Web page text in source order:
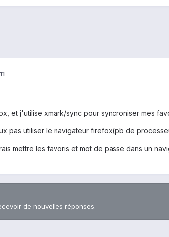
et j'utilise xmark/sync pour syncroniser mes
pas utiliser le navigateur firefox(pb de
mettre les favoris et mot de passe dans un
de nouvelles réponses.